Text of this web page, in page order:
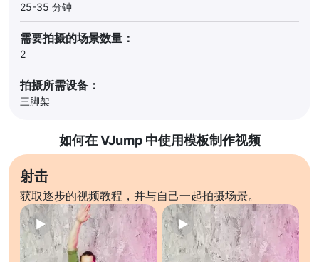
25-35 分钟
需要拍摄的场景数量：
2
拍摄所需设备：
三脚架
如何在VJump中使用模板制作视频
射击
获取逐步的视频教程，并与自己一起拍摄场景。